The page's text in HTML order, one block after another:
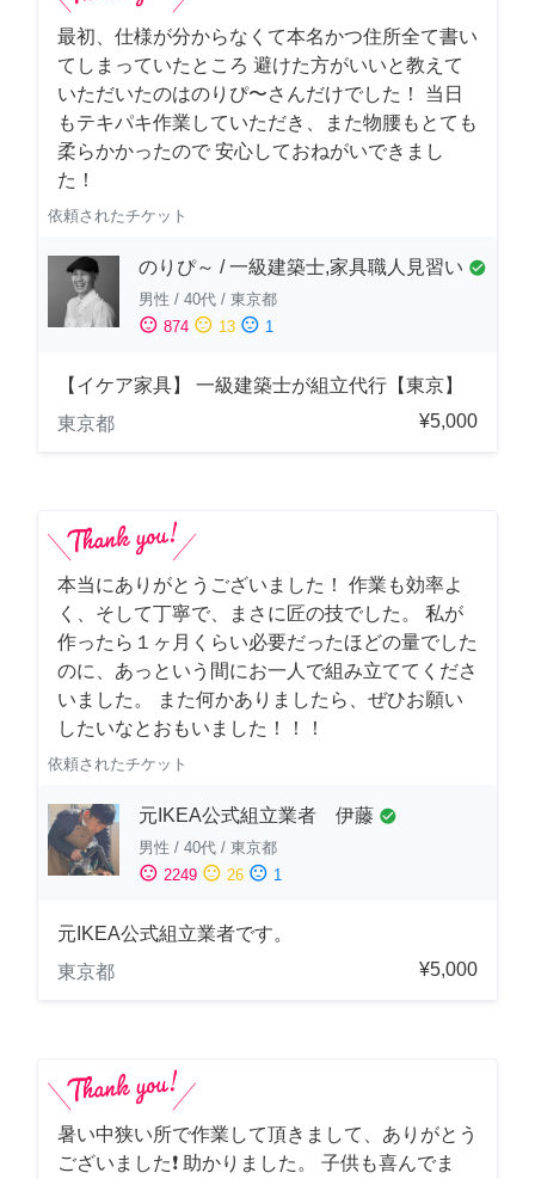
最初、仕様が分からなくて本名かつ住所全て書い
てしまっていたところ 避けた方がいいと教えて
いただいたのはのりぴ〜さんだけでした！ 当日
もテキパキ作業していただき、また物腰もとても
柔らかかったので 安心しておねがいできまし
た！
依頼されたチケット
のりぴ～ / 一級建築士,家具職人見習い check_circle
男性 / 40代 / 東京都
sentiment_satisfied 874 sentiment_neutral 13 sentiment_dissatisfied 1
【イケア家具】 一級建築士が組立代行【東京】
東京都
¥5,000
本当にありがとうございました！ 作業も効率よ
く、そして丁寧で、まさに匠の技でした。 私が
作ったら１ヶ月くらい必要だったほどの量でした
のに、あっという間にお一人で組み立ててくださ
いました。 また何かありましたら、ぜひお願い
したいなとおもいました！！！
依頼されたチケット
元IKEA公式組立業者 伊藤 check_circle
男性 / 40代 / 東京都
sentiment_satisfied 2249 sentiment_neutral 26 sentiment_dissatisfied 1
元IKEA公式組立業者です。
東京都
¥5,000
暑い中狭い所で作業して頂きまして、ありがとう
ございました❗️ 助かりました。 子供も喜んでま